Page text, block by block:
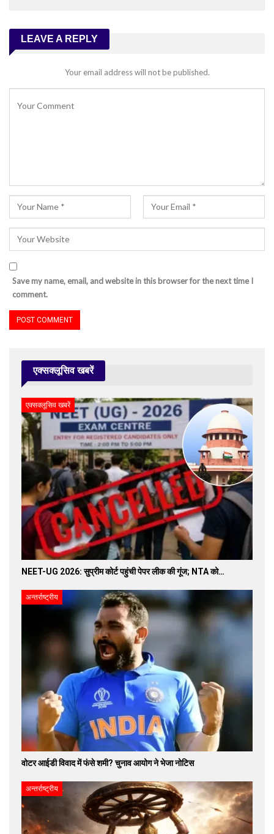
LEAVE A REPLY
Your email address will not be published.
Save my name, email, and website in this browser for the next time I
comment.
एक्सक्लूसिव खबरें
एक्सक्लूसिव खबरें
NEET-UG 2026: सुप्रीम कोर्ट पहुंची पेपर लीक की गूंज; NTA को…
अन्तर्राष्ट्रीय
वोटर आईडी विवाद में फंसे शमी? चुनाव आयोग ने भेजा नोटिस
अन्तर्राष्ट्रीय